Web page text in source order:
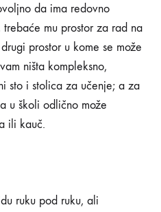
da ima redovno
mu prostor za rad na
prostor u kome se može
ništa kompleksno,
sto i stolica za učenje; a za
u školi odlično može
ili kauč.
ruku pod ruku, ali